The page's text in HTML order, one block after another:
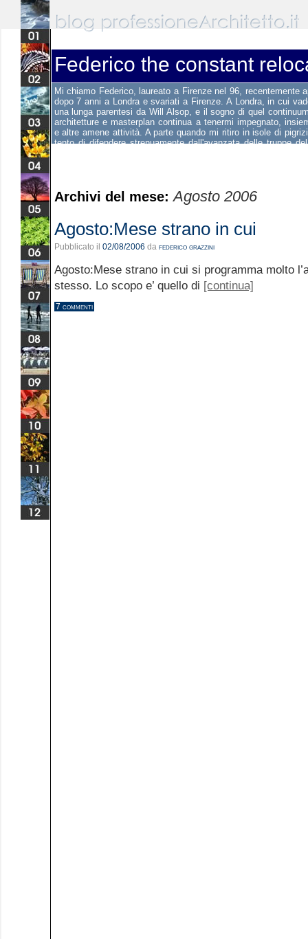
Federico the constant
Archivi del mese:Agosto 2006
Agosto:Mese strano in cui
Pubblicato il 02/08/2006 da federico grazzini
Agosto:Mese strano in cui si programma molto
stesso. Lo scopo e’ quello di [continua]
7 commenti
Mi chiamo Federico, laureato a Firenze nel 96, recentemente
dopo 7 anni a Londra e svariati a Firenze. A Londra, in cui
una lunga parentesi da Will Alsop, e il sogno di quel
architetture e masterplan continua a tenermi impegnato,
e altre amene attività. A parte quando mi ritiro in isole di
tento di difendere strenuamente dall'avanzata delle truppe